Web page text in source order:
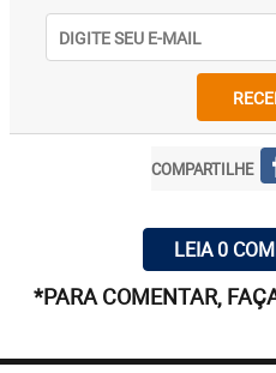
COMPARTILHE
LEIA 0
*PARA COMENTAR,